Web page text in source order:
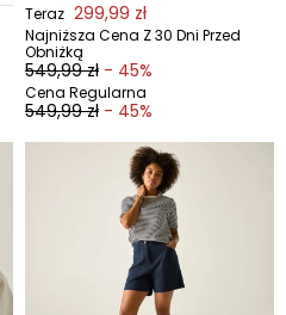
Teraz 299,99 zł
Najniższa Cena Z 30 Dni Przed
Obniżką
549,99 zł - 45%
Cena Regularna
549,99 zł - 45%